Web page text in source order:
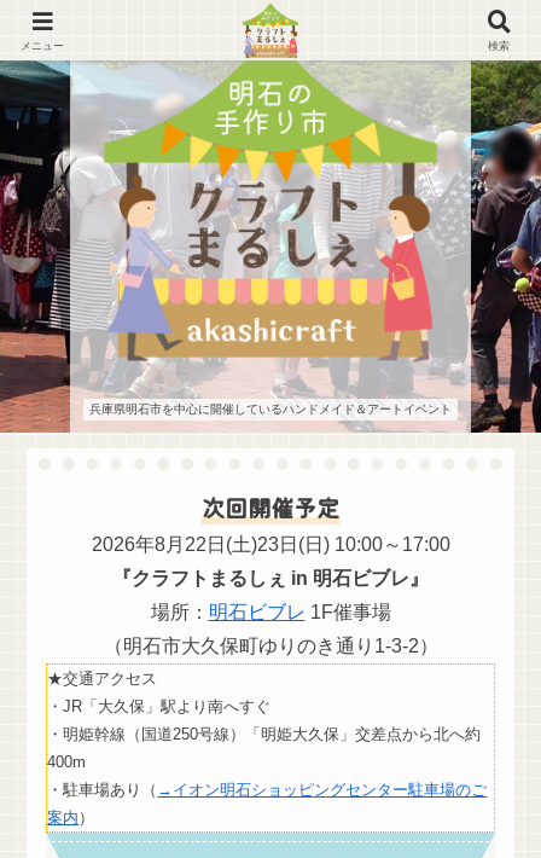
兵庫県明石市を中心に開催しているハンドメイド＆アートイベント
次回開催予定
2026年8月22日(土)23日(日) 10:00～17:00
『クラフトまるしぇ in 明石ビブレ』
場所： 明石ビブレ 1F催事場
（明石市大久保町ゆりのき通り1-3-2）
★交通アクセス
・JR「大久保」駅より南へすぐ
・明姫幹線（国道250号線）「明姫大久保」交差点から北へ約
400m
・駐車場あり（ →イオン明石ショッピングセンター駐車場のご
案内 ）
メニュー 検索